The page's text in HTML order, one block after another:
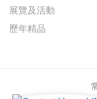
展覽及活動
歷年精品